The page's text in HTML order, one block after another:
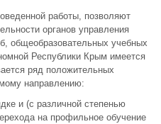
работы, позволяют
органов управления
общеобразовательных учебных
Республики Крым имеется
ряд положительных
направлению:
и (с различной степенью
на профильное обучение